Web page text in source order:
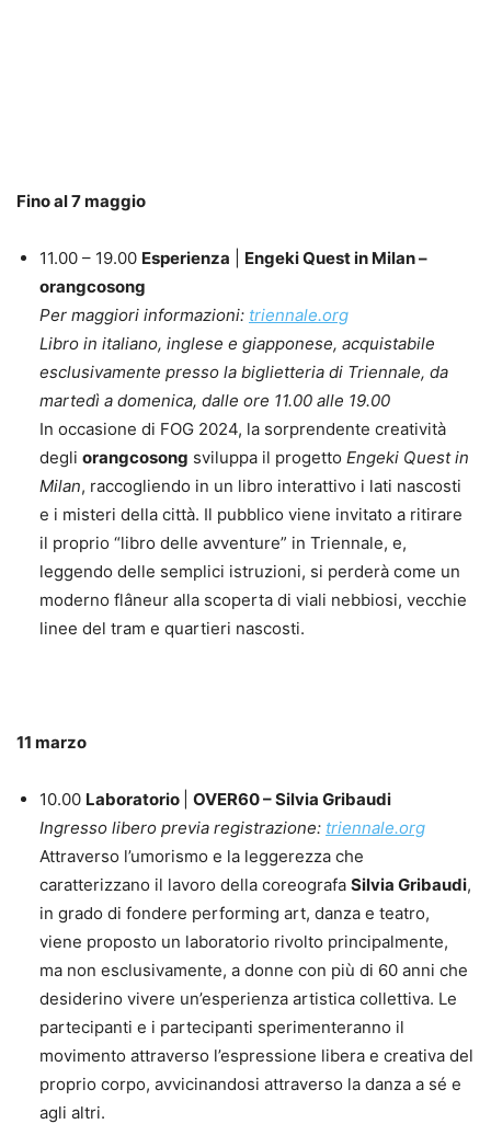
Fino al 7 maggio
11.00 – 19.00 Esperienza
Engeki Quest in Milan –
orangcosong
Per maggiori informazioni: triennale.org
Libro in italiano, inglese e giapponese, acquistabile
esclusivamente presso la biglietteria di Triennale, da
martedì a domenica, dalle ore 11.00 alle 19.00
In occasione di FOG 2024, la sorprendente creatività
degli orangcosong sviluppa il progetto Engeki Quest in
Milan, raccogliendo in un libro interattivo i lati nascosti
e i misteri della città. Il pubblico viene invitato a ritirare
il proprio “libro delle avventure” in Triennale, e,
leggendo delle semplici istruzioni, si perderà come un
moderno flâneur alla scoperta di viali nebbiosi, vecchie
linee del tram e quartieri nascosti.
11 marzo
10.00 Laboratorio
OVER60 – Silvia Gribaudi
Ingresso libero previa registrazione: triennale.org
Attraverso l’umorismo e la leggerezza che
caratterizzano il lavoro della coreografa Silvia Gribaudi,
in grado di fondere performing art, danza e teatro,
viene proposto un laboratorio rivolto principalmente,
ma non esclusivamente, a donne con più di 60 anni che
desiderino vivere un’esperienza artistica collettiva. Le
partecipanti e i partecipanti sperimenteranno il
movimento attraverso l’espressione libera e creativa del
proprio corpo, avvicinandosi attraverso la danza a sé e
agli altri.